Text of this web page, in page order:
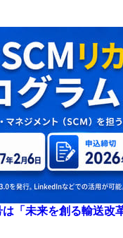
「未来を創る輸送改